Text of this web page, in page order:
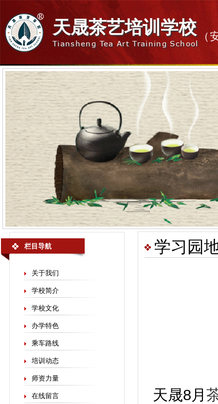
天晟茶艺培训学校
Tiansheng Tea Art Training School
（
栏目导航
关于我们
学校简介
学校文化
办学特色
乘车路线
培训动态
师资力量
在线留言
学习园
天晟8月